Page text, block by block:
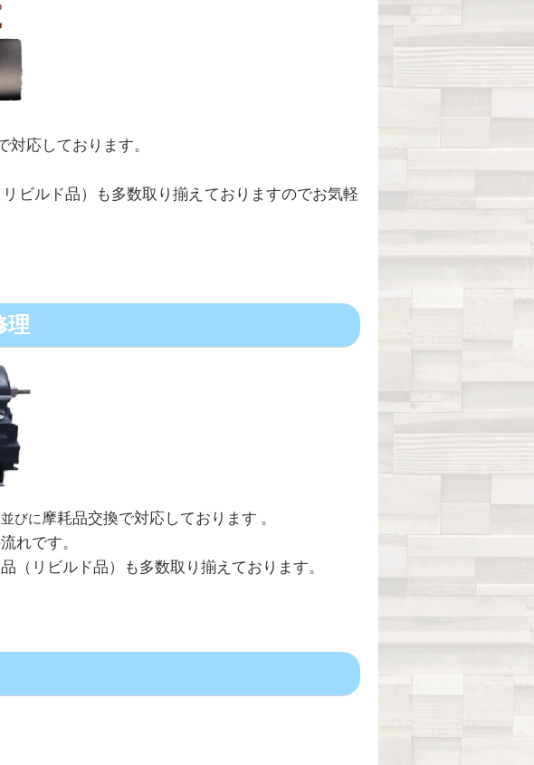
対応しております。
ビルド品）も多数取り揃えておりますのでお気軽
理
並びに摩耗品交換で対応しております 。
れです。
（リビルド品）も多数取り揃えております。